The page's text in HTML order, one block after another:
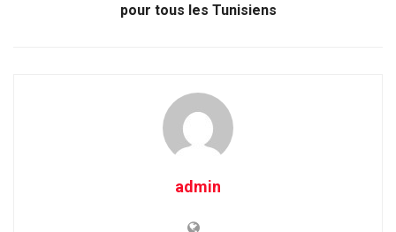
pour tous les Tunisiens
admin